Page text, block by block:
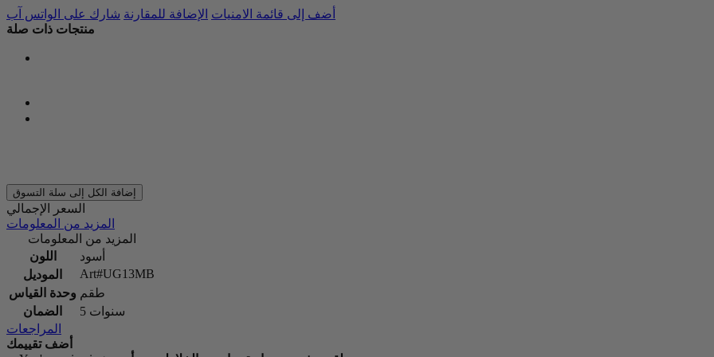
أضف إلى قائمة الامنيات الإضافة للمقارنة شارك على الواتس آب
منتجات ذات صلة
إضافة الكل إلى سلة التسوق
السعر الإجمالي
المزيد من المعلومات
المزيد من المعلومات
اللون
أسود
الموديل
Art#UG13MB
وحدة القياس طقم
الضمان
5 سنوات
المراجعات
أضف تقييمك